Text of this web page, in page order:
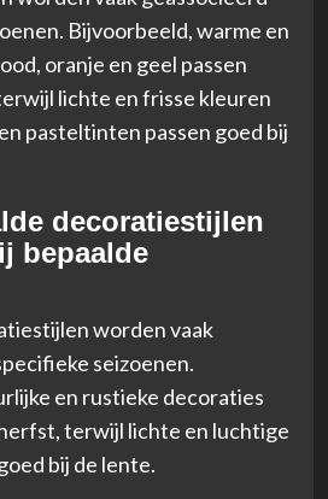
Bijvoorbeeld, warme en
oranje en geel passen
lichte en frisse kleuren
pasteltinten passen goed bij
decoratiestijlen
bepaalde
worden vaak
seizoenen.
en rustieke decoraties
terwijl lichte en luchtige
bij de lente.